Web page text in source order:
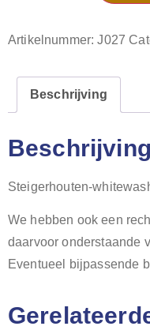
Artikelnummer:J027
Beschrijving
Beschrijving
Steigerhouten-
We hebben ook een
daarvoor onderstaande
Eventueel bijpassende